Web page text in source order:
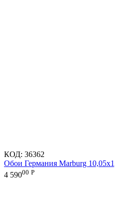
КОД: 36362
Обои Германия Marburg
4 59000 Р